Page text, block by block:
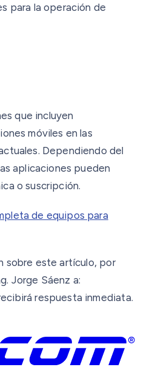
para la operación de
que incluyen
móviles en las
Dependiendo del
aplicaciones pueden
o suscripción.
de equipos para
sobre este artículo, por
Jorge Sáenz a:
respuesta inmediata.